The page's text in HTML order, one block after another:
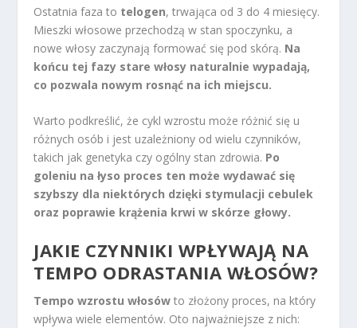
Ostatnia faza to telogen, trwająca od 3 do 4 miesięcy.
Mieszki włosowe przechodzą w stan spoczynku, a
nowe włosy zaczynają formować się pod skórą. Na
końcu tej fazy stare włosy naturalnie wypadają,
co pozwala nowym rosnąć na ich miejscu.
Warto podkreślić, że cykl wzrostu może różnić się u
różnych osób i jest uzależniony od wielu czynników,
takich jak genetyka czy ogólny stan zdrowia. Po
goleniu na łyso proces ten może wydawać się
szybszy dla niektórych dzięki stymulacji cebulek
oraz poprawie krążenia krwi w skórze głowy.
JAKIE CZYNNIKI WPŁYWAJĄ NA
TEMPO ODRASTANIA WŁOSÓW?
Tempo wzrostu włosów to złożony proces, na który
wpływa wiele elementów. Oto najważniejsze z nich: